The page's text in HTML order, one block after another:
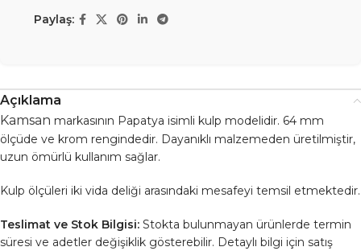
Paylaş:
Açıklama
Kamsan markasının Papatya isimli kulp modelidir. 64 mm
ölçüde ve krom rengindedir. Dayanıklı malzemeden üretilmiştir,
uzun ömürlü kullanım sağlar.
Kulp ölçüleri iki vida deliği arasındaki mesafeyi temsil etmektedir.
Teslimat ve Stok Bilgisi: Stokta bulunmayan ürünlerde termin
süresi ve adetler değişiklik gösterebilir. Detaylı bilgi için satış